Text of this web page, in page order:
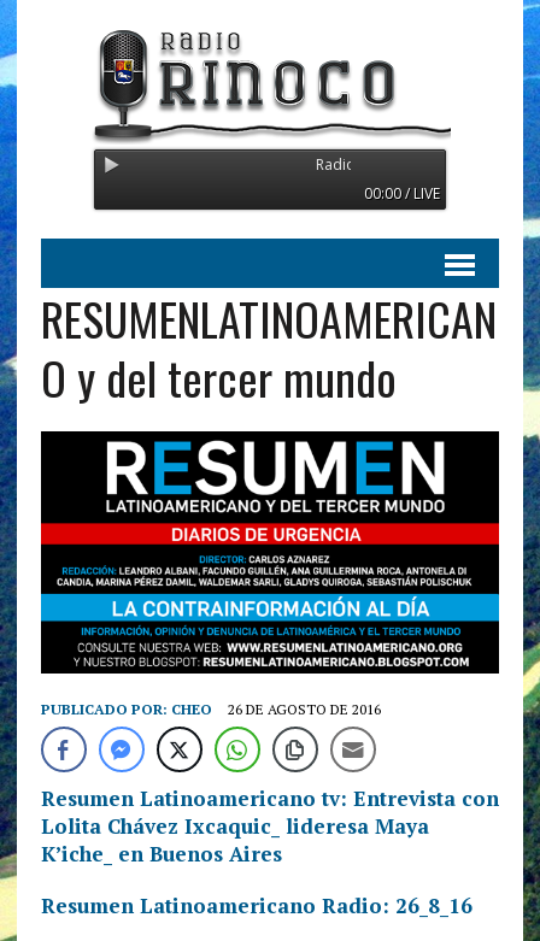
Radio Orinoco - Transmitiendo
00:00 / LIVE
RESUMENLATINOAMERICAN
O y del tercer mundo
PUBLICADO POR: CHEO 26 DE AGOSTO DE 2016
Resumen Latinoamericano tv: Entrevista con
Lolita Chávez Ixcaquic_ lideresa Maya
K’iche_ en Buenos Aires
Resumen Latinoamericano Radio: 26_8_16